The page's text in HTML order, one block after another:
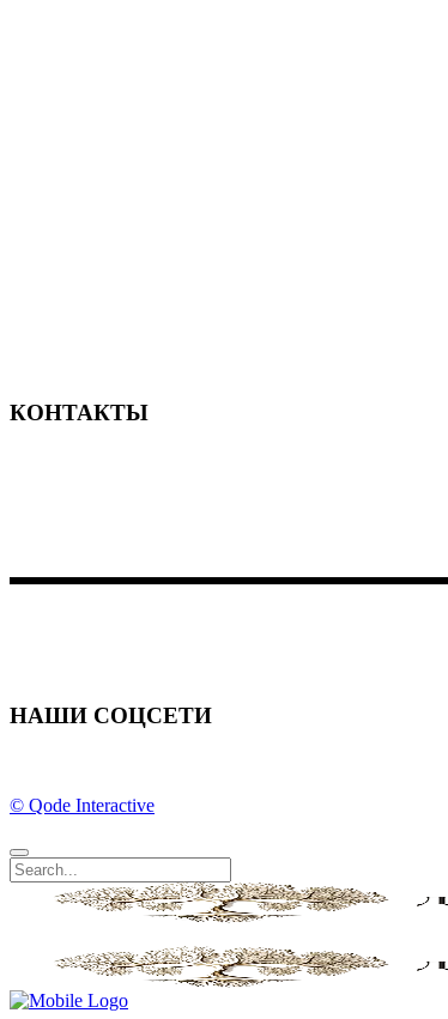
КОНТАКТЫ
НАШИ СОЦСЕТИ
© Qode Interactive